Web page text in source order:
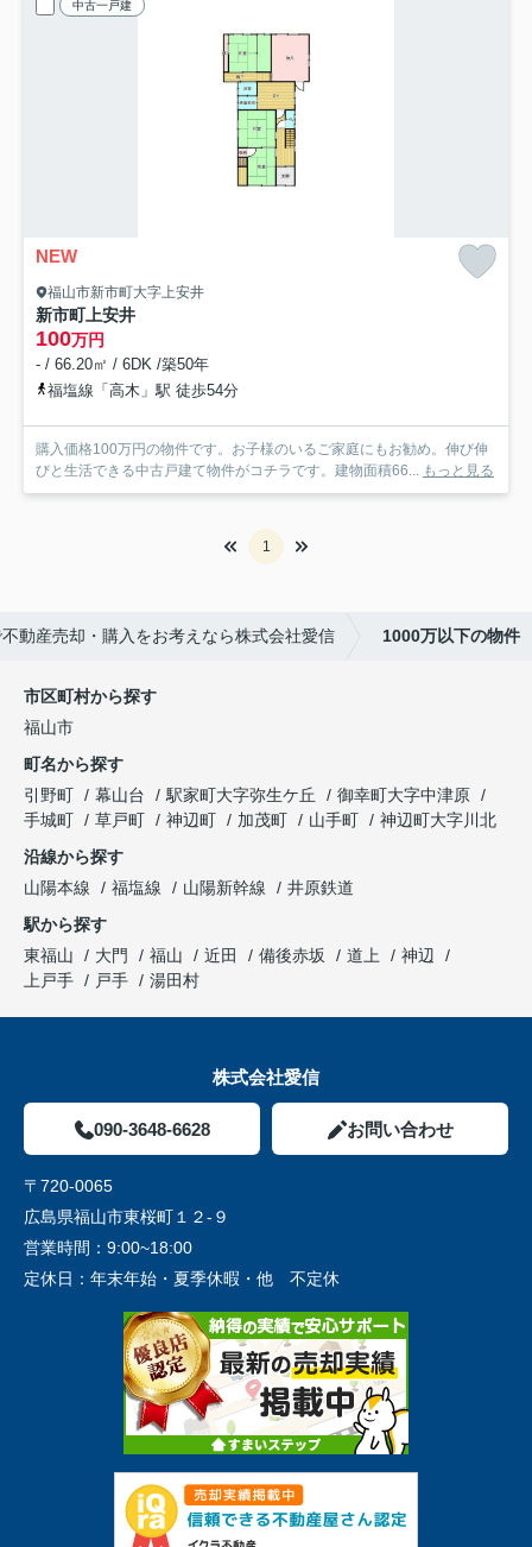
中古一戸建
NEW
福山市新市町大字上安井
新市町上安井
100万円
- / 66.20㎡ / 6DK /築50年
福塩線「高木」駅 徒歩54分
購入価格100万円の物件です。お子様のいるご家庭にもお勧め。伸び伸
びと生活できる中古戸建て物件がコチラです。建物面積66... もっと見る
1
動産売却・購入をお考えなら株式会社愛信 1000万以下の物件
市区町村から探す
福山市
町名から探す
引野町
幕山台 駅家町大字弥生ケ丘
御幸町大字中津原
手城町
草戸町 神辺町 加茂町 山手町
神辺町大字川北
沿線から探す
山陽本線
福塩線 山陽新幹線
井原鉄道
駅から探す
東福山
大門 福山 近田 備後赤坂 道上
神辺
上戸手
戸手 湯田村
株式会社愛信
090-3648-6628 お問い合わせ
〒720-0065
広島県福山市東桜町１２-９
営業時間： 9:00~18:00
定休日： 年末年始・夏季休暇・他 不定休